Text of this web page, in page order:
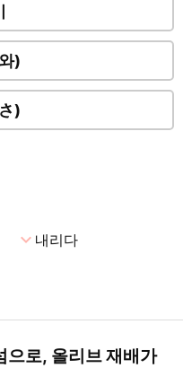
)
)
expand_more내리다
으로, 올리브 재배가